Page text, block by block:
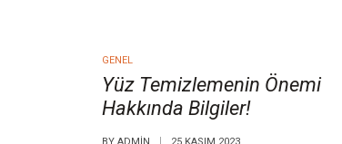
GENEL
Yüz Temizlemenin Önemi
Hakkında Bilgiler!